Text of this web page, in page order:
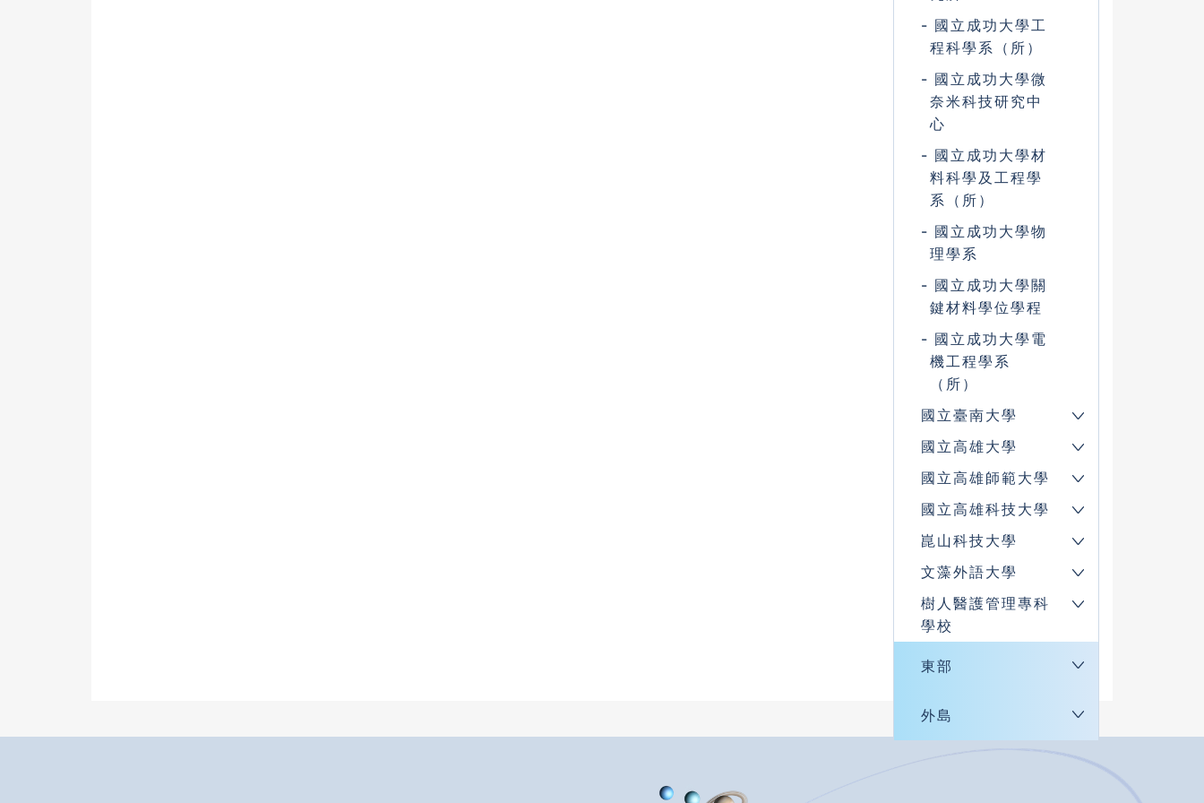
國立成功大學工
程科學系（所）
國立成功大學微
奈米科技研究中
心
國立成功大學材
料科學及工程學
系（所）
國立成功大學物
理學系
國立成功大學關
鍵材料學位學程
國立成功大學電
機工程學系
（所）
國立臺南大學
國立高雄大學
國立高雄師範大學
國立高雄科技大學
崑山科技大學
文藻外語大學
樹人醫護管理專科
學校
東部
外島